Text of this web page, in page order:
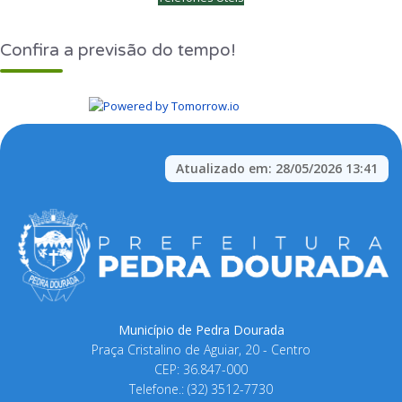
Confira a previsão do tempo!
Atualizado em: 28/05/2026 13:41
Município de Pedra Dourada
Praça Cristalino de Aguiar, 20 - Centro
CEP: 36.847-000
Telefone.: (32) 3512-7730